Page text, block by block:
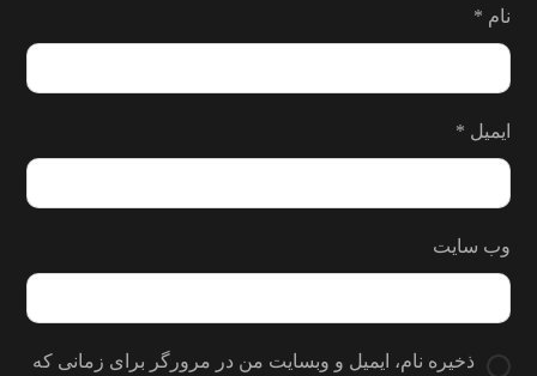
نام *
ایمیل *
وب‌ سایت
ذخیره نام، ایمیل و وبسایت من در مرورگر برای زمانی که